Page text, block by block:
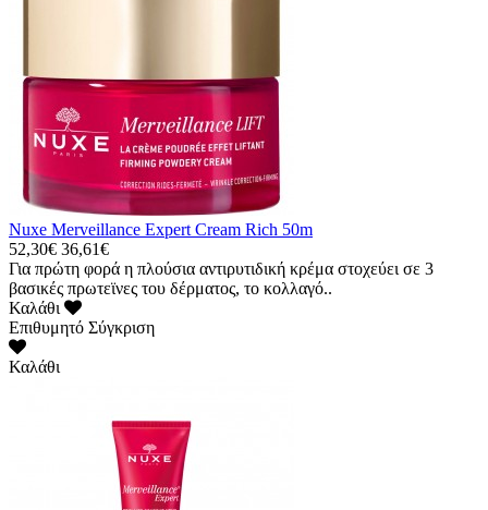
Nuxe Merveillance Expert Cream Rich 50m
52,30€ 36,61€
Για πρώτη φορά η πλούσια αντιρυτιδική κρέμα στοχεύει σε 3
βασικές πρωτεϊνες του δέρματος, το κολλαγό..
Καλάθι
Επιθυμητό Σύγκριση
Καλάθι